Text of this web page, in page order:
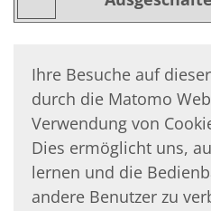
Ihre Besuche auf
durch die Matomo
Verwendung von
Dies ermöglicht uns,
lernen und die
andere Benutzer zu